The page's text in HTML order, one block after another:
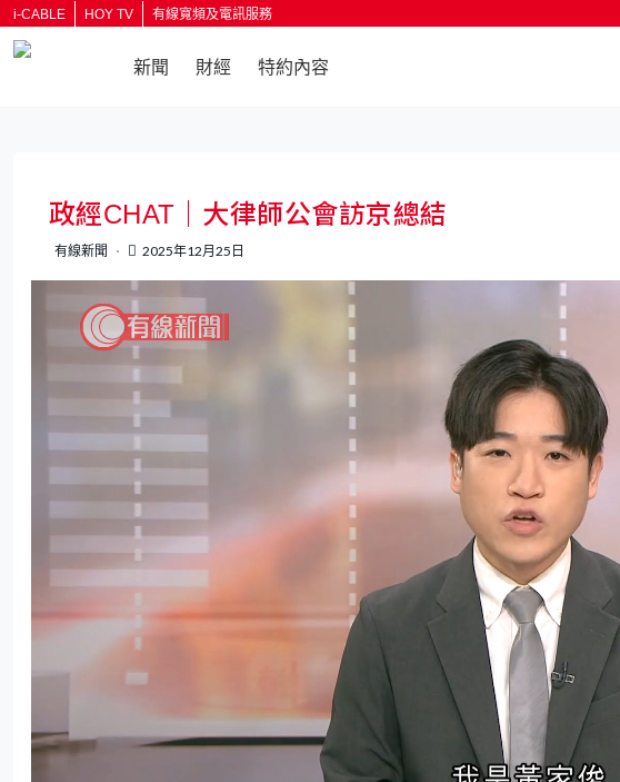
i-CABLE HOY TV 有線寬頻及電訊服務
新聞 財經 特約內容
政經CHAT｜大律師公會訪京總結
有線新聞 2025年12月25日